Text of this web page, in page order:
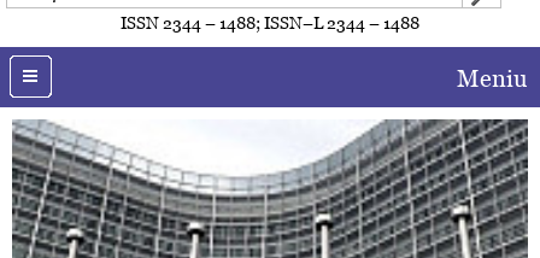
ISSN 2344 – 1488; ISSN–L 2344 – 1488
Meniu